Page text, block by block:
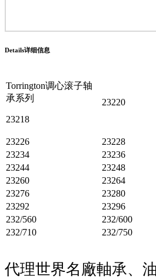
Details详细信息
Torrington调心滚子轴
承系列
23218
23220
23226 23228
23234
23236
23244
23248
23260
23264
23276
23280
23292
23296
232/560
232/600
232/710
232/750
代理世界名廠軸承、